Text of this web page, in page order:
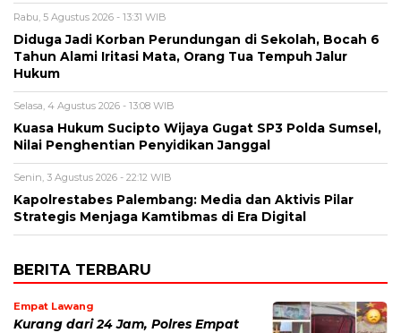
Rabu, 5 Agustus 2026 - 13:31 WIB
Diduga Jadi Korban Perundungan di Sekolah, Bocah 6
Tahun Alami Iritasi Mata, Orang Tua Tempuh Jalur
Hukum
Selasa, 4 Agustus 2026 - 13:08 WIB
Kuasa Hukum Sucipto Wijaya Gugat SP3 Polda Sumsel,
Nilai Penghentian Penyidikan Janggal
Senin, 3 Agustus 2026 - 22:12 WIB
Kapolrestabes Palembang: Media dan Aktivis Pilar
Strategis Menjaga Kamtibmas di Era Digital
BERITA TERBARU
Empat Lawang
Kurang dari 24 Jam, Polres Empat